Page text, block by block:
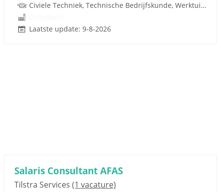
Civiele Techniek, Technische Bedrijfskunde, Werktuigbouwkunde, Wiskunde, Bedrijfseconomie, Econometrie, Bedrijfskunde, Infrastructuur, Techniek
Laatste update: 9-8-2026
Salaris Consultant AFAS
Tilstra Services (1 vacature)